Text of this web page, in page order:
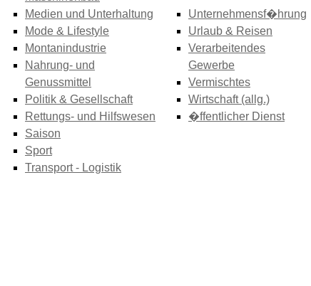
Medien und Unterhaltung
Mode & Lifestyle
Montanindustrie
Nahrung- und
Genussmittel
Politik & Gesellschaft
Rettungs- und Hilfswesen
Saison
Sport
Transport - Logistik
Unternehmensf�hrung
Urlaub & Reisen
Verarbeitendes
Gewerbe
Vermischtes
Wirtschaft (allg.)
�ffentlicher Dienst